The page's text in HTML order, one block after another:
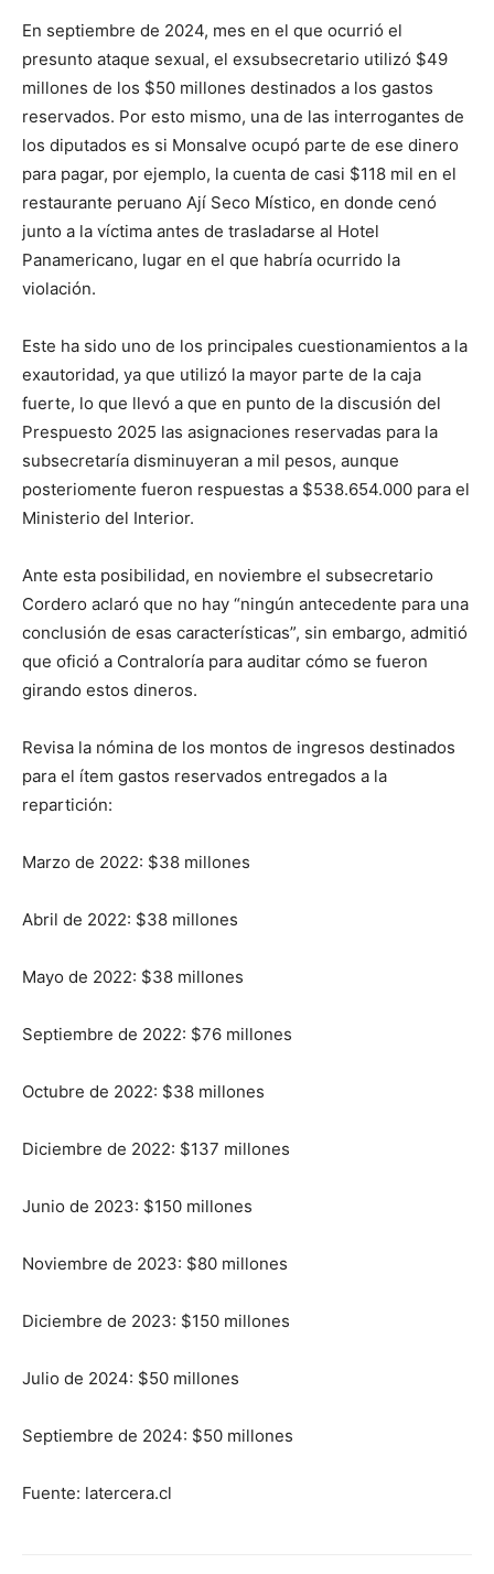
En septiembre de 2024, mes en el que ocurrió el
presunto ataque sexual, el exsubsecretario utilizó $49
millones de los $50 millones destinados a los gastos
reservados. Por esto mismo, una de las interrogantes de
los diputados es si Monsalve ocupó parte de ese dinero
para pagar, por ejemplo, la cuenta de casi $118 mil en el
restaurante peruano Ají Seco Místico, en donde cenó
junto a la víctima antes de trasladarse al Hotel
Panamericano, lugar en el que habría ocurrido la
violación.
Este ha sido uno de los principales cuestionamientos a la
exautoridad, ya que utilizó la mayor parte de la caja
fuerte, lo que llevó a que en punto de la discusión del
Prespuesto 2025 las asignaciones reservadas para la
subsecretaría disminuyeran a mil pesos, aunque
posteriomente fueron respuestas a $538.654.000 para el
Ministerio del Interior.
Ante esta posibilidad, en noviembre el subsecretario
Cordero aclaró que no hay “ningún antecedente para una
conclusión de esas características”, sin embargo, admitió
que ofició a Contraloría para auditar cómo se fueron
girando estos dineros.
Revisa la nómina de los montos de ingresos destinados
para el ítem gastos reservados entregados a la
repartición:
Marzo de 2022: $38 millones
Abril de 2022: $38 millones
Mayo de 2022: $38 millones
Septiembre de 2022: $76 millones
Octubre de 2022: $38 millones
Diciembre de 2022: $137 millones
Junio de 2023: $150 millones
Noviembre de 2023: $80 millones
Diciembre de 2023: $150 millones
Julio de 2024: $50 millones
Septiembre de 2024: $50 millones
Fuente: latercera.cl